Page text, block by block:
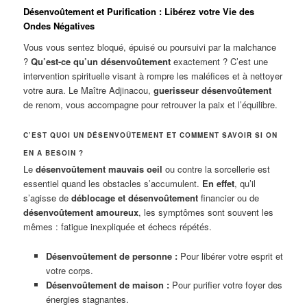
Désenvoûtement et Purification : Libérez votre Vie des
Ondes Négatives
Vous vous sentez bloqué, épuisé ou poursuivi par la malchance
?Qu’est-ce qu’un désenvoûtement exactement ? C’est une
intervention spirituelle visant à rompre les maléfices et à nettoyer
votre aura. Le Maître Adjinacou,guerisseur désenvoûtement
de renom, vous accompagne pour retrouver la paix et l’équilibre.
C’EST QUOI UN DÉSENVOÛTEMENT ET COMMENT SAVOIR SI ON
EN A BESOIN ?
Ledésenvoûtement mauvais oeil ou contre la sorcellerie est
essentiel quand les obstacles s’accumulent. En effet, qu’il
s’agisse dedéblocage et désenvoûtement financier ou de
désenvoûtement amoureux, les symptômes sont souvent les
mêmes : fatigue inexpliquée et échecs répétés.
Désenvoûtement de personne :Pour libérer votre esprit et
votre corps.
Désenvoûtement de maison :Pour purifier votre foyer des
énergies stagnantes.